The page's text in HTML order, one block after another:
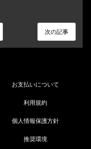
次の記事
お支払いについて
利用規約
個人情報保護方針
推奨環境